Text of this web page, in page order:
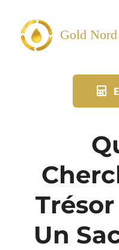
contenu
Gold Nord
SUIVI KIT POSTAL
Un